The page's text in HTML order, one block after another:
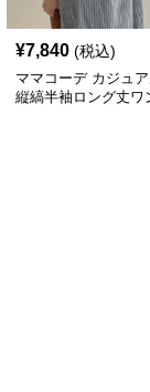
¥7,840 (税込)
ママコーデ カジュ
縦縞半袖ロング丈ワ